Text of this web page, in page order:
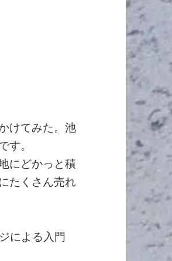
けてみた。池
す。
にどかっと積
たくさん売れ
による入門